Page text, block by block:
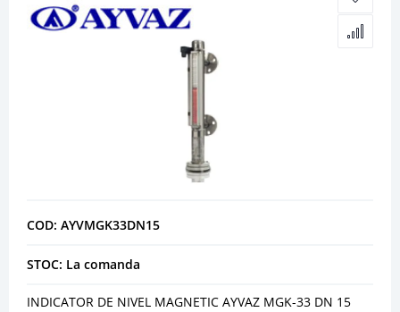
COD: AYVMGK33DN15
STOC: La comanda
INDICATOR DE NIVEL MAGNETIC AYVAZ MGK-33 DN 15